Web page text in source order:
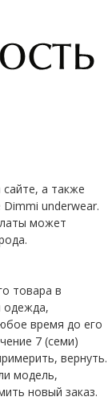
а также
underwear.
может
товара в
одежда,
время до его
7 (семи)
вернуть.
модель,
новый заказ.